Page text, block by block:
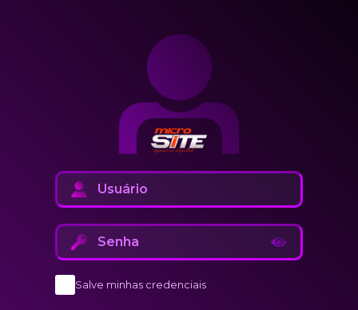
Salve minhas credenciais